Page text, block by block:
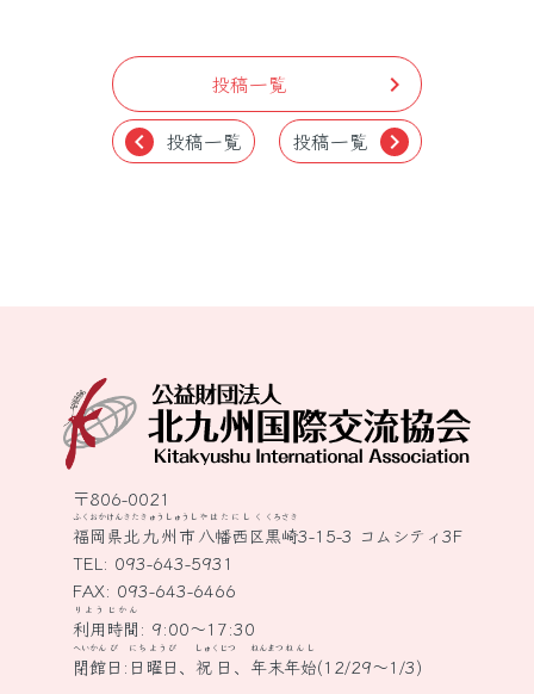
chevron_left 投稿一覧
投稿一覧
chevron_right
投稿一覧 chevron_right
〒806-0021
福岡県
ふくおかけん
北九州市
きたきゅうしゅうし
八幡西区
やはたにしく
黒崎
くろさき
3-15-3 コムシティ3F
TEL: 093-643-5931
FAX: 093-643-6466
利用
りよう
時間
じかん
: 9:00～17:30
閉館
へいかん
日
び
: 日曜日
にちようび
、 祝日
しゅくじつ
、 年末
ねんまつ
年始
ねんし
(12/29～1/3)